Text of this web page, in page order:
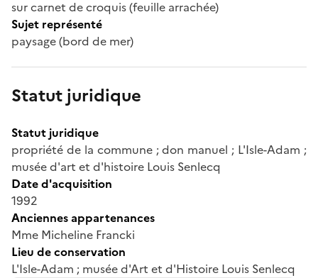
sur carnet de croquis (feuille arrachée)
Sujet représenté
paysage (bord de mer)
Statut juridique
Statut juridique
propriété de la commune ; don manuel ; L'Isle-Adam ;
musée d'art et d'histoire Louis Senlecq
Date d'acquisition
1992
Anciennes appartenances
Mme Micheline Francki
Lieu de conservation
L'Isle-Adam ; musée d'Art et d'Histoire Louis Senlecq